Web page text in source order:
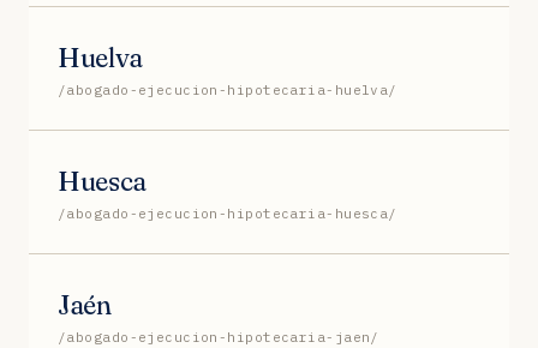
Huelva
/abogado-ejecucion-hipotecaria-huelva/
Huesca
/abogado-ejecucion-hipotecaria-huesca/
Jaén
/abogado-ejecucion-hipotecaria-jaen/